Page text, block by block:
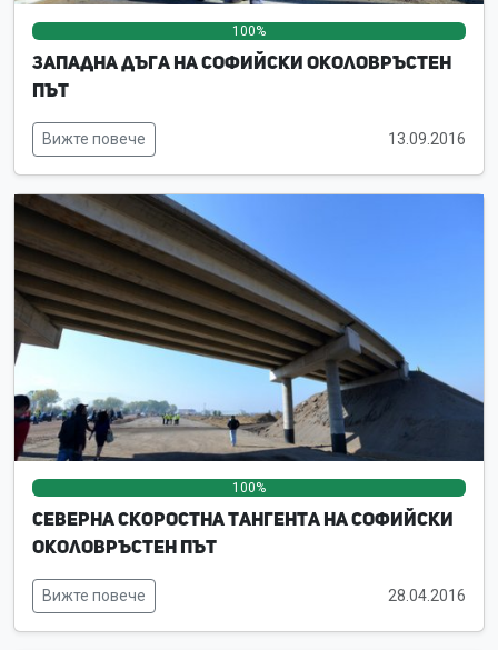
100%
Западна дъга на Софийски околовръстен
път
Вижте повече 13.09.2016
100%
Северна скоростна тангента на Софийски
околовръстен път
Вижте повече 28.04.2016